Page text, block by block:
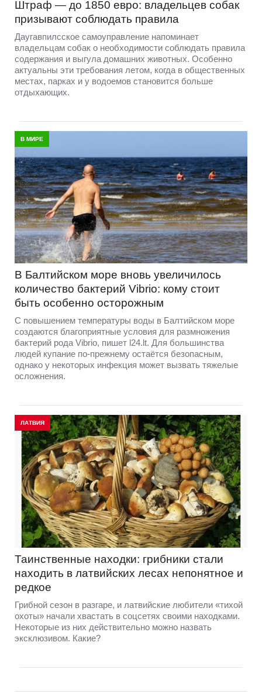
Штраф — до 1850 евро: владельцев собак
призывают соблюдать правила
Даугавпилсское самоуправление напоминает
владельцам собак о необходимости соблюдать правила
содержания и выгула домашних животных. Особенно
актуальны эти требования летом, когда в общественных
местах, парках и у водоемов становится больше
отдыхающих.
В МИРЕ
В Балтийском море вновь увеличилось
количество бактерий Vibrio: кому стоит
быть особенно осторожным
С повышением температуры воды в Балтийском море
создаются благоприятные условия для размножения
бактерий рода Vibrio, пишет l24.lt. Для большинства
людей купание по-прежнему остаётся безопасным,
однако у некоторых инфекция может вызвать тяжелые
осложнения.
ЛАТВИЯ
Таинственные находки: грибники стали
находить в латвийских лесах непонятное и
редкое
Грибной сезон в разгаре, и латвийские любители «тихой
охоты» начали хвастать в соцсетях своими находками.
Некоторые из них действительно можно назвать
эксклюзивом. Какие?